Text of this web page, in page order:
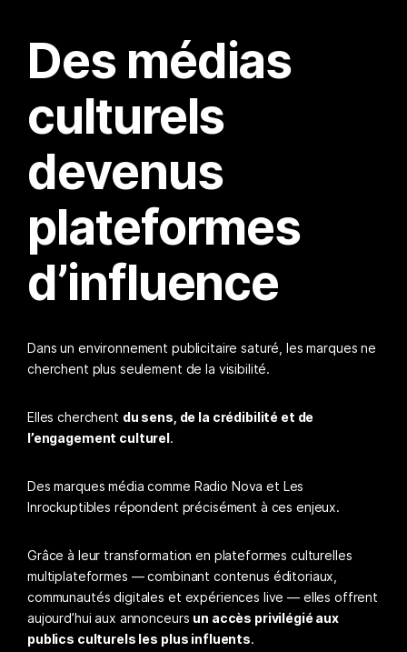
Des médias
culturels
devenus
plateformes
d’influence
Dans un environnement publicitaire saturé, les marques ne
cherchent plus seulement de la visibilité.
Elles cherchent du sens, de la crédibilité et de
l’engagement culturel.
Des marques média comme Radio Nova et Les
Inrockuptibles répondent précisément à ces enjeux.
Grâce à leur transformation en plateformes culturelles
multiplateformes — combinant contenus éditoriaux,
communautés digitales et expériences live — elles offrent
aujourd’hui aux annonceurs un accès privilégié aux
publics culturels les plus influents.